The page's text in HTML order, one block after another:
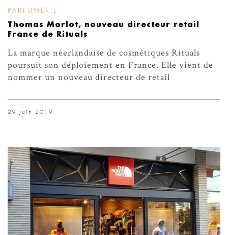
PARFUMERIE
Thomas Morlot, nouveau directeur retail
France de Rituals
La marque néerlandaise de cosmétiques Rituals
poursuit son déploiement en France. Elle vient de
nommer un nouveau directeur de retail
29 Juin 2019